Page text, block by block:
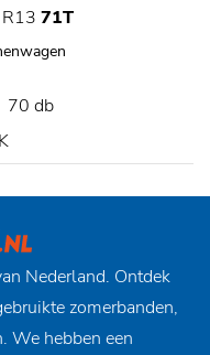
71T
70 db
Nederland. Ontdek
zomerbanden,
We hebben een